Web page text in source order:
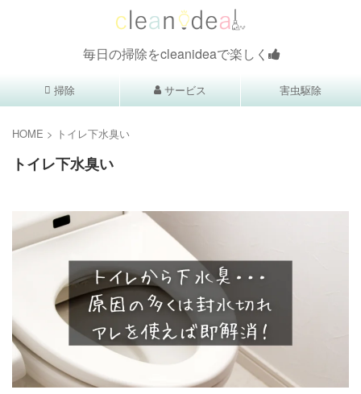
毎日の掃除をcleanideaで楽しく
掃除 サービス 害虫駆除
HOME > トイレ下水臭い
トイレ下水臭い